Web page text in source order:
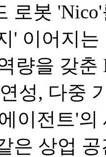
로봇
' 이어지
량을 갖춘
성, 다중
이전트'
은 상업